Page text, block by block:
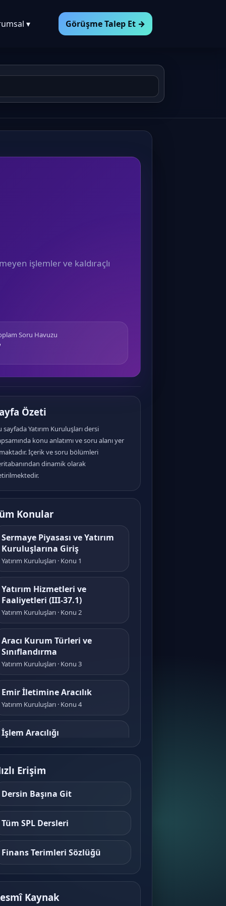
▾ Görüşme Talep Et →
işlemler ve kaldıraçlı
Soru Havuzu
Özeti
sayfada Yatırım Kuruluşları dersi
konu anlatımı ve soru alanı yer
İçerik ve soru bölümleri
dinamik olarak
Konular
Sermaye Piyasası ve Yatırım
Kuruluşlarına Giriş
Yatırım Kuruluşları · Konu 1
Yatırım Hizmetleri ve
Faaliyetleri (III-37.1)
Yatırım Kuruluşları · Konu 2
Aracı Kurum Türleri ve
Sınıflandırma
Yatırım Kuruluşları · Konu 3
Emir İletimine Aracılık
Yatırım Kuruluşları · Konu 4
İşlem Aracılığı
Yatırım Kuruluşları · Konu 5
Portföy Aracılığı
Türev Araçlar ve Tezgahüstü
İşlemler
Yatırım Kuruluşları · Konu 7
Kaldıraçlı İşlemler (Forex)
Yatırım Kuruluşları · Konu 8
Erişim
Dersin Başına Git
Tüm SPL Dersleri
Finans Terimleri Sözlüğü
Kaynak